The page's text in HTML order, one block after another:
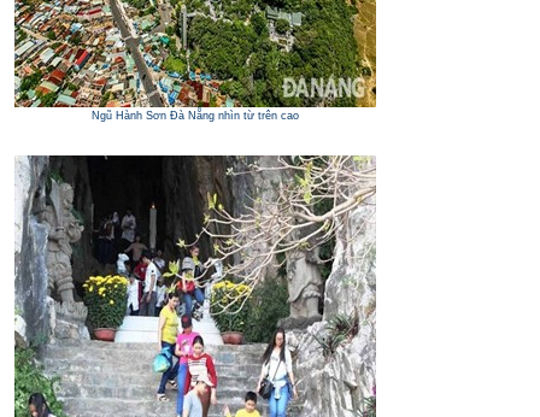
Ngũ Hành Sơn Đà Nẵng nhìn từ trên cao